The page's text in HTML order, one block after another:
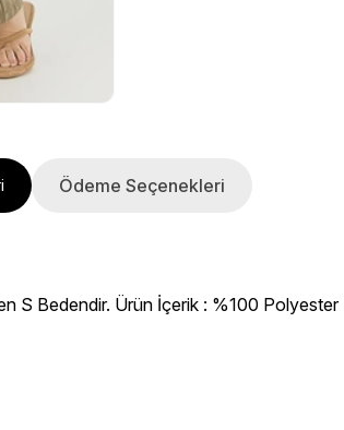
Ödeme Seçenekleri
Bedendir. Ürün İçerik : %100 Polyester